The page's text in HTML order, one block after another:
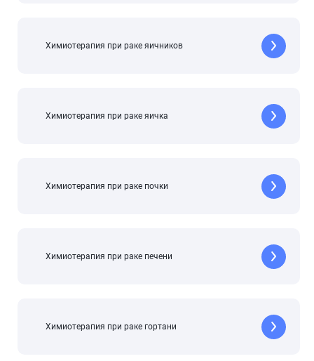
Химиотерапия при раке яичников
Химиотерапия при раке яичка
Химиотерапия при раке почки
Химиотерапия при раке печени
Химиотерапия при раке гортани